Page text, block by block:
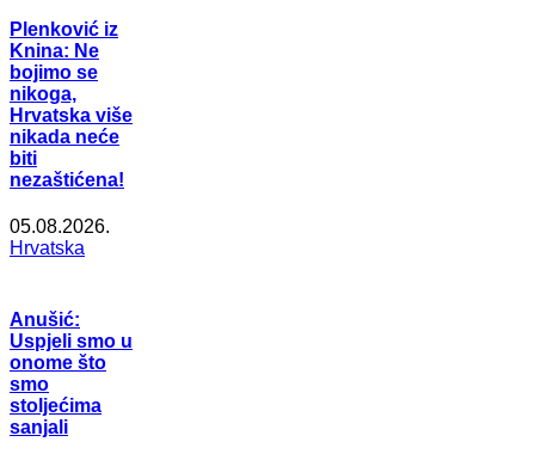
Plenković iz
Knina: Ne
bojimo se
nikoga,
Hrvatska više
nikada neće
biti
nezaštićena!
05.08.2026.
Hrvatska
Anušić:
Uspjeli smo u
onome što
smo
stoljećima
sanjali